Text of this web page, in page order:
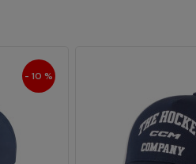
- 10 %